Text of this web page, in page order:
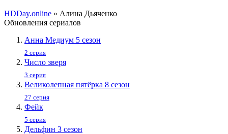
HDDay.online » Алина Дьяченко
Обновления сериалов
Анна Медиум 5 сезон
2 серия
Число зверя
3 серия
Великолепная пятёрка 8 сезон
27 серия
Фейк
5 серия
Дельфин 3 сезон